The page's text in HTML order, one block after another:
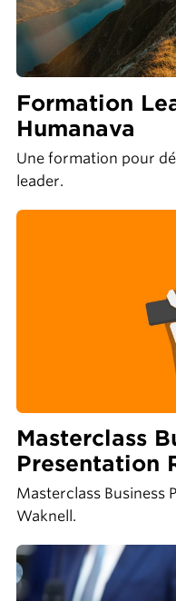
Formation
Humanava
Une formation pour
leader.
Masterclass
Presentation
Masterclass Business
Waknell.